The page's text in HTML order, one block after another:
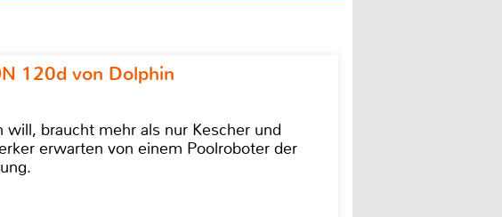
120d von Dolphin
braucht mehr als nur Kescher und
erwarten von einem Poolroboter der